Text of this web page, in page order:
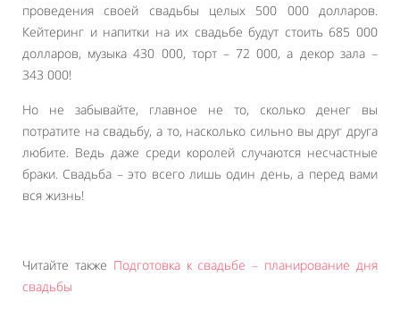
проведения своей свадьбы целых 500 000 долларов.
Кейтеринг и напитки на их свадьбе будут стоить 685 000
долларов, музыка 430 000, торт – 72 000, а декор зала –
343 000!
Но не забывайте, главное не то, сколько денег вы
потратите на свадьбу, а то, насколько сильно вы друг друга
любите. Ведь даже среди королей случаются несчастные
браки. Свадьба – это всего лишь один день, а перед вами
вся жизнь!
Читайте также Подготовка к свадьбе – планирование дня
свадьбы